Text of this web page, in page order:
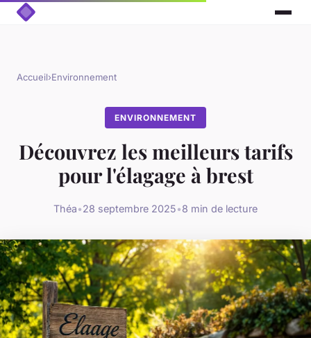
Accueil›Environnement
ENVIRONNEMENT
Découvrez les meilleurs tarifs
pour l'élagage à brest
Théa•28 septembre 2025•8 min de lecture